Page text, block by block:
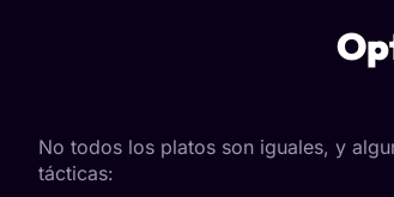
No todos los platos son iguales, y
tácticas: